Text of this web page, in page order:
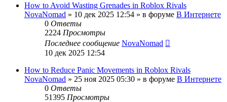
How to Avoid Wasting Grenades in Roblox Rivals
NovaNomad » 10 дек 2025 12:54 » в форуме В Интернете
0 Ответы
2224 Просмотры
Последнее сообщение NovaNomad
10 дек 2025 12:54
How to Reduce Panic Movements in Roblox Rivals
NovaNomad » 25 ноя 2025 05:30 » в форуме В Интернете
0 Ответы
51395 Просмотры